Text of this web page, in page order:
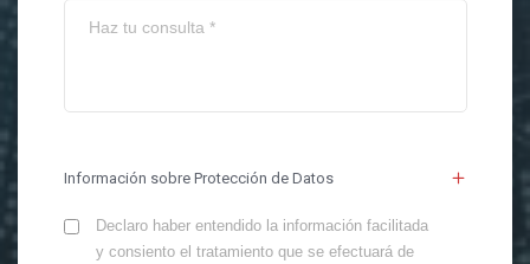
Información sobre Protección de Datos
Declaro haber entendido la información facilitada
y consiento el tratamiento que se efectuará de